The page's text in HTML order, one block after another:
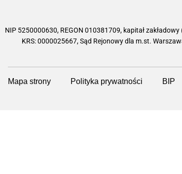
NIP 5250000630, REGON 010381709, kapitał
KRS: 0000025667, Sąd Rejonowy dla m.st.
Mapa strony Polityka prywatności BIP